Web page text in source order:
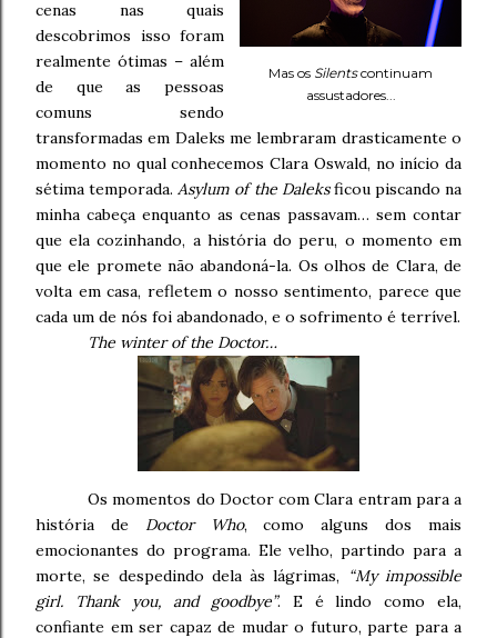
Mas os Silentscontinuam
assustadores...
cenas nas quais
descobrimos isso foram
realmente ótimas – além
de que as pessoas
comuns sendo
transformadas em Daleks me lembraram drasticamente o
momento no qual conhecemos Clara Oswald, no início da
sétima temporada. Asylum of the Daleksficou piscando na
minha cabeça enquanto as cenas passavam… sem contar
que ela cozinhando, a história do peru, o momento em
que ele promete não abandoná-la. Os olhos de Clara, de
volta em casa, refletem o nosso sentimento, parece que
cada um de nós foi abandonado, e o sofrimento é terrível.
The winter of the Doctor…
Os momentos do Doctor com Clara entram para a
história de
Doctor Who, como alguns dos mais
emocionantes do programa. Ele velho, partindo para a
morte, se despedindo dela às lágrimas,
“My impossible
girl. Thank you, and goodbye”. E é lindo como ela,
confiante em ser capaz de mudar o futuro, parte para a